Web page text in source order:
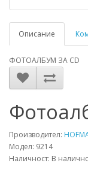
Описание
ФОТОАЛБУМ ЗА CD
Производител:
Модел: 9214
Наличност: В